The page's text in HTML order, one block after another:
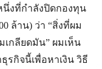
นึ่งที่กำลังปิดกองทุน
ล้าน) ว่า “สิ่งที่ผม
เกลียดมัน” ผมเห็น
รกิจนี้เพื่อหาเงิน วิธี